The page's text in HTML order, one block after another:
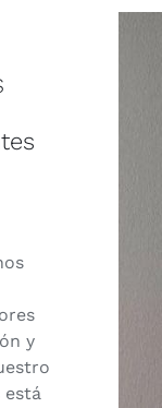
y
está